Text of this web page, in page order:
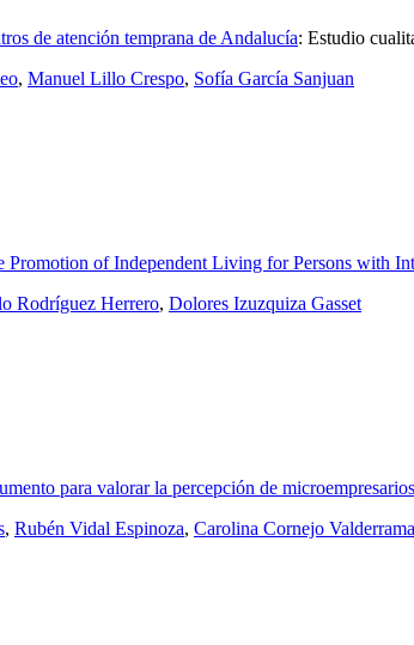
de atención temprana de Andalucía: Estudio
, Manuel Lillo Crespo, Sofía García Sanjuan
Promotion of Independent Living for Persons with
Rodríguez Herrero, Dolores Izuzquiza Gasset
para valorar la percepción de
, Rubén Vidal Espinoza, Carolina Cornejo Valderrama